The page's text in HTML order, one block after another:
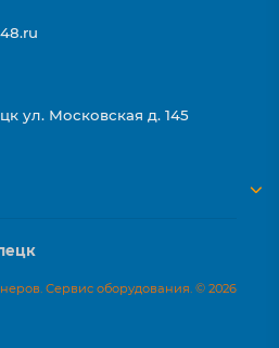
ул. Московская д. 145
Сервис оборудования. © 2026